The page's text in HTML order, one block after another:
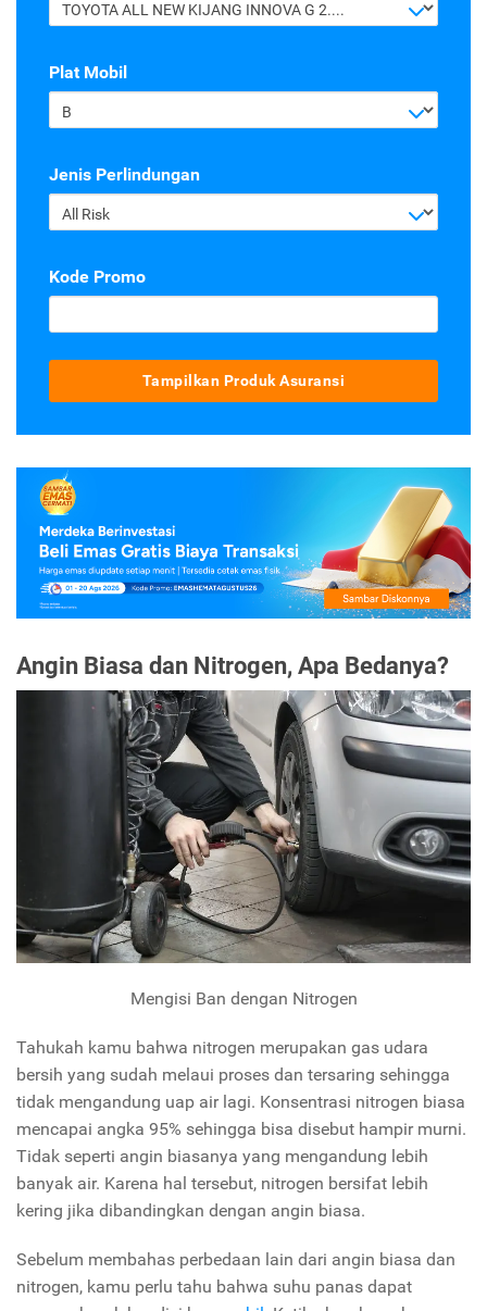
TOYOTA ALL NEW KIJANG INNOVA G 2.4 A/T DIESEL
Plat Mobil
B
Jenis Perlindungan
All Risk
Kode Promo
Tampilkan Produk Asuransi
Angin Biasa dan Nitrogen, Apa Bedanya?
Mengisi Ban dengan Nitrogen
Tahukah kamu bahwa nitrogen merupakan gas udara
bersih yang sudah melaui proses dan tersaring sehingga
tidak mengandung uap air lagi. Konsentrasi nitrogen biasa
mencapai angka 95% sehingga bisa disebut hampir murni.
Tidak seperti angin biasanya yang mengandung lebih
banyak air. Karena hal tersebut, nitrogen bersifat lebih
kering jika dibandingkan dengan angin biasa.
Sebelum membahas perbedaan lain dari angin biasa dan
nitrogen, kamu perlu tahu bahwa suhu panas dapat